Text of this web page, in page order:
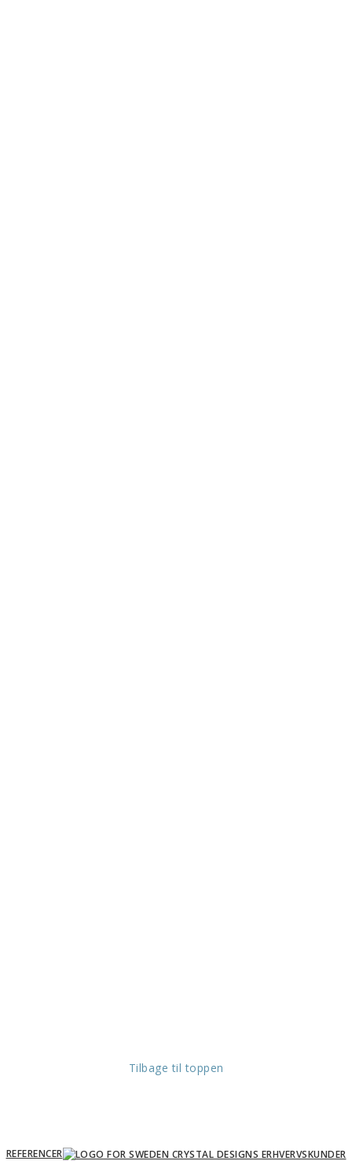
Tilbage til toppen
REFERENCER